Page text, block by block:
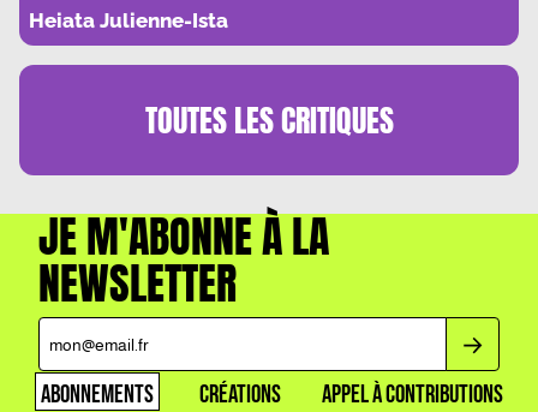
PAQUEBOT LEGER
Heiata Julienne-Ista
TOUTES LESCRITIQUES
JE M'ABONNE À LA
NEWSLETTER
ABONNEMENTS
CRÉATIONS
APPEL À CONTRIBUTIONS